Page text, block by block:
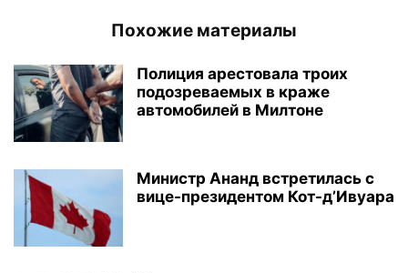
Похожие материалы
Полиция арестовала троих
подозреваемых в краже
автомобилей в Милтоне
Министр Ананд встретилась с
вице-президентом Кот-д’Ивуара